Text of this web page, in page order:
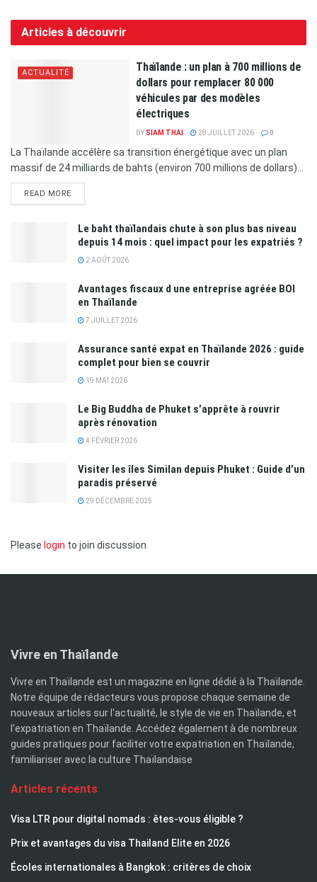
Articles à découvrir
ACTUALITÉ
Thaïlande : un plan à 700 millions de
dollars pour remplacer 80 000
véhicules par des modèles
électriques
BYSIAM THAI 28 JUILLET 2026 0
La Thaïlande accélère sa transition énergétique avec un plan
massif de 24 milliards de bahts (environ 700 millions de dollars)...
READ MORE
Le baht thaïlandais chute à son plus bas niveau
depuis 14 mois : quel impact pour les expatriés ?
2 AOÛT 2026
Avantages fiscaux d une entreprise agréée BOI
en Thaïlande
7 JUILLET 2026
Assurance santé expat en Thaïlande 2026 : guide
complet pour bien se couvrir
19 MAI 2026
Le Big Buddha de Phuket s’apprête à rouvrir
après rénovation
4 FÉVRIER 2026
Visiter les îles Similan depuis Phuket : Guide d’un
paradis préservé
29 DÉCEMBRE 2025
Please login to join discussion
Vivre en Thaïlande
Vivre en Thaïlande est un magazine en ligne dédié à la Thaïlande.
Notre équipe de rédacteurs vous propose chaque semaine de
nouveaux articles sur l'actualité, le style de vie en Thaïlande, et
l'expatriation en Thaïlande. Accédez également à de nombreux
guides pratiques pour faciliter votre expatriation en Thaïlande,
familiariser avec la culture Thaïlandaise
Articles récents
Visa LTR pour digital nomads : êtes-vous éligible ?
Prix et avantages du visa Thailand Elite en 2026
Écoles internationales à Bangkok : critères de choix